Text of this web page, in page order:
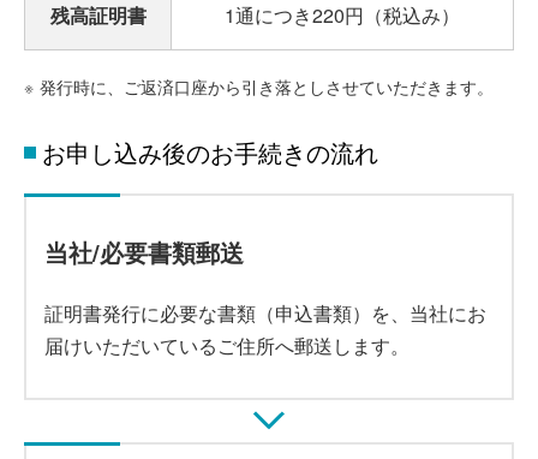
残高証明書 1通につき220円（税込み）
※ 発行時に、ご返済口座から引き落としさせていただきます。
お申し込み後のお手続きの流れ
当社/必要書類郵送
証明書発行に必要な書類（申込書類）を、当社にお
届けいただいているご住所へ郵送します。